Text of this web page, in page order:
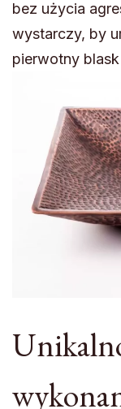
bez użycia
wystarczy, by
pierwotny blask